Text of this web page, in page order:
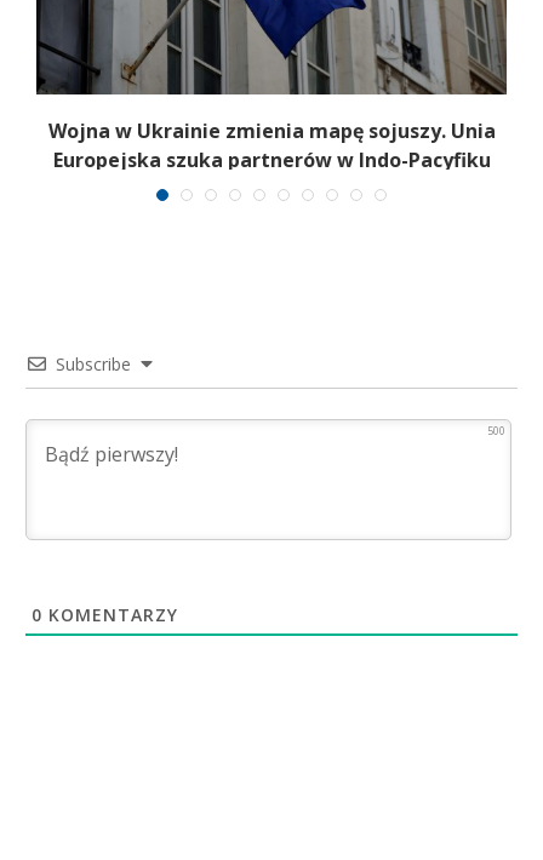
Wojna w Ukrainie zmienia mapę sojuszy. Unia
Europejska szuka partnerów w Indo-Pacyfiku
Subscribe
500
0 KOMENTARZY